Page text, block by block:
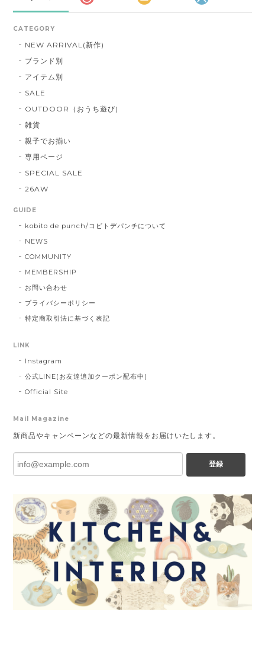
CATEGORY
NEW ARRIVAL(新作)
ブランド別
アイテム別
SALE
OUTDOOR（おうち遊び)
雑貨
親子でお揃い
専用ページ
SPECIAL SALE
26AW
GUIDE
kobito de punch/コビトデパンチについて
NEWS
COMMUNITY
MEMBERSHIP
お問い合わせ
プライバシーポリシー
特定商取引法に基づく表記
LINK
Instagram
公式LINE(お友達追加クーポン配布中)
Official Site
Mail Magazine
新商品やキャンペーンなどの最新情報をお届けいたします。
登録